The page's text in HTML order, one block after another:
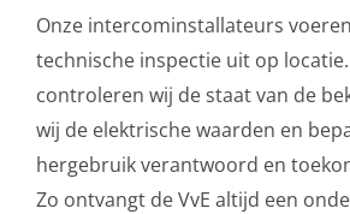
Onze intercominstallateurs
technische inspectie uit op
controleren wij de staat van de
wij de elektrische waarden en
hergebruik verantwoord en
Zo ontvangt de VvE altijd een